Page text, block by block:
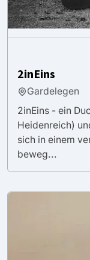
2inEins
Gardelegen
2inEins - ein
Heidenreich)
sich in einem
beweg...